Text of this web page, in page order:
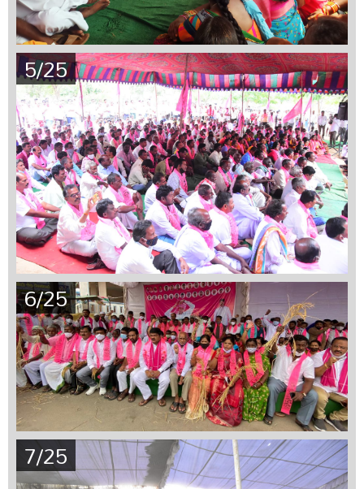
5/25
6/25
7/25